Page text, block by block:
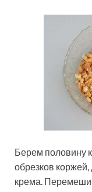
Берем половину
обрезков
крема.